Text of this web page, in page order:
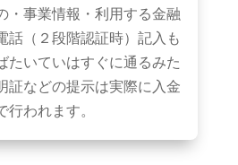
・事業情報・利用する金融
話（２段階認証時）記入も
たいていはすぐに通るみた
証などの提示は実際に入金
行われます。